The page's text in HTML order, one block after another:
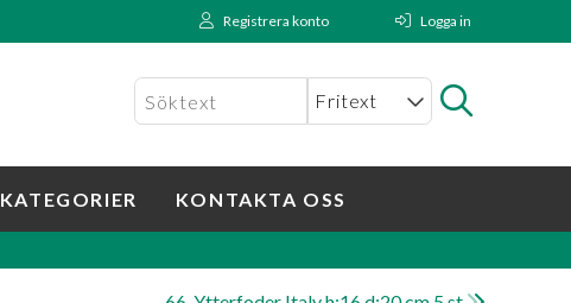
Registrera konto Logga in
KATEGORIER KONTAKTA OSS